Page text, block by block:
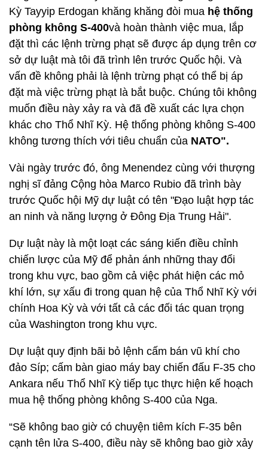
Kỳ Tayyip Erdogan khăng khăng đòi mua hệ thống
phòng không S-400và hoàn thành việc mua, lắp
đặt thì các lệnh trừng phạt sẽ được áp dụng trên cơ
sở dự luật mà tôi đã trình lên trước Quốc hội. Và
vấn đề không phải là lệnh trừng phạt có thể bị áp
đặt mà việc trừng phạt là bắt buộc. Chúng tôi không
muốn điều này xảy ra và đã đề xuất các lựa chọn
khác cho Thổ Nhĩ Kỳ. Hệ thống phòng không S-400
không tương thích với tiêu chuẩn của NATO".
Vài ngày trước đó, ông Menendez cùng với thượng
nghị sĩ đảng Cộng hòa Marco Rubio đã trình bày
trước Quốc hội Mỹ dự luật có tên "Đạo luật hợp tác
an ninh và năng lượng ở Đông Địa Trung Hải".
Dự luật này là một loạt các sáng kiến điều chỉnh
chiến lược của Mỹ để phản ánh những thay đổi
trong khu vực, bao gồm cả việc phát hiện các mỏ
khí lớn, sự xấu đi trong quan hệ của Thổ Nhĩ Kỳ với
chính Hoa Kỳ và với tất cả các đối tác quan trọng
của Washington trong khu vực.
Dự luật quy định bãi bỏ lệnh cấm bán vũ khí cho
đảo Síp; cấm bàn giao máy bay chiến đấu F-35 cho
Ankara nếu Thổ Nhĩ Kỳ tiếp tục thực hiện kế hoạch
mua hệ thống phòng không S-400 của Nga.
“Sẽ không bao giờ có chuyện tiêm kích F-35 bên
cạnh tên lửa S-400, điều này sẽ không bao giờ xảy